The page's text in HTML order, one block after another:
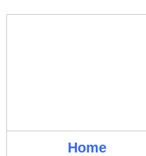
Home